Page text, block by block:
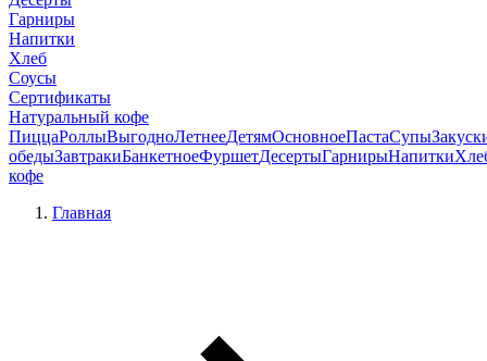
Гарниры
Напитки
Хлеб
Соусы
Сертификаты
Натуральный кофе
ПиццаРоллыВыгодноЛетнееДетямОсновноеПастаСупы
обедыЗавтракиБанкетноеФуршетДесертыГарнирыНапитки
кофе
Главная